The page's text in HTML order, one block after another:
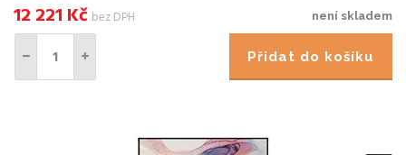
není skladem
12 221 Kč bez DPH
Přidat do košíku